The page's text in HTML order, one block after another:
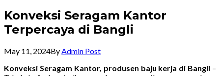
Konveksi Seragam Kantor
Terpercaya di Bangli
May 11, 2024By Admin Post
Konveksi Seragam Kantor, produsen baju kerja di Bangli –